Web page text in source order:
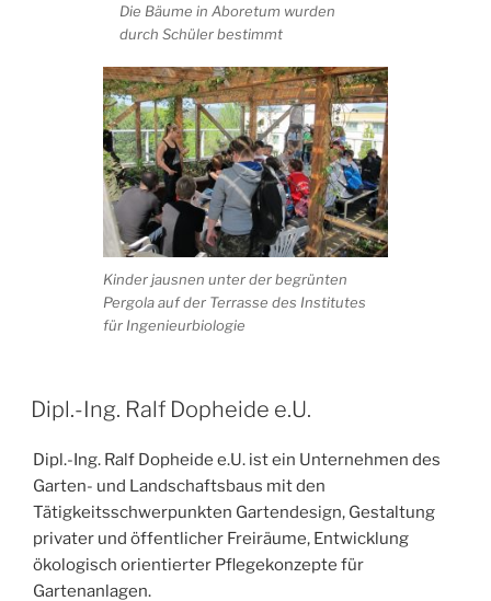
Die Bäume in Aboretum wurden
durch Schüler bestimmt
Kinder jausnen unter der begrünten
Pergola auf der Terrasse des Institutes
für Ingenieurbiologie
VERÖFFENTLICHT
AM
Dipl.-Ing. Ralf Dopheide e.U.
Dipl.-Ing. Ralf Dopheide e.U. ist ein Unternehmen des
Garten- und Landschaftsbaus mit den
Tätigkeitsschwerpunkten Gartendesign, Gestaltung
privater und öffentlicher Freiräume, Entwicklung
ökologisch orientierter Pflegekonzepte für
Gartenanlagen.